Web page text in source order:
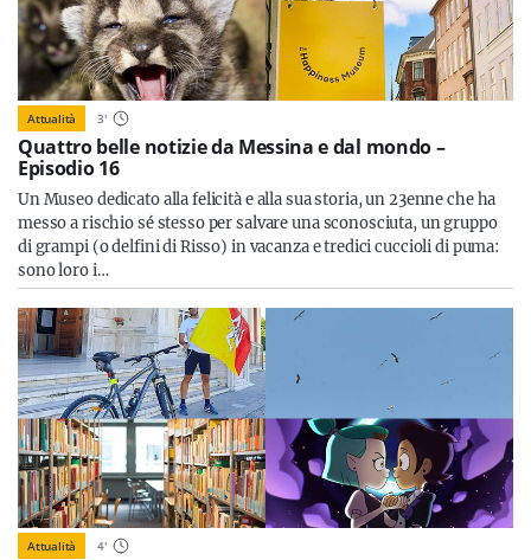
Iscriviti
Attualità 3'
Quattro belle notizie da Messina e dal mondo –
Episodio 16
Un Museo dedicato alla felicità e alla sua storia, un 23enne che ha
messo a rischio sé stesso per salvare una sconosciuta, un gruppo
di grampi (o delfini di Risso) in vacanza e tredici cuccioli di puma:
sono loro i…
Attualità 4'